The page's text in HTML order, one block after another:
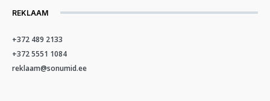
REKLAAM
+372 489 2133
+372 5551 1084
reklaam@sonumid.ee